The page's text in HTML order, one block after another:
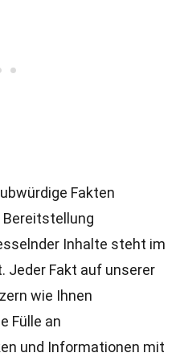
Fakten
Bereitstellung
Inhalte steht im
Jeder Fakt auf unserer
wie Ihnen
Fülle an
und Informationen mit